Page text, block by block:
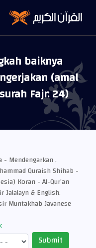
baiknya
(amal
Fajr: 24)
- Mendengarkan ,
Quraish Shihab -
Koran - Al-Qur'an
Jalalayn & English,
Muntakhab Javanese
Submit